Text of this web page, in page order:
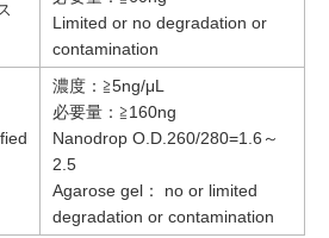
Limited or no degradation or
contamination
濃度：≧5ng/μL
必要量：≧160ng
Nanodrop O.D.260/280=1.6～
2.5
Agarose gel： no or limited
degradation or contamination